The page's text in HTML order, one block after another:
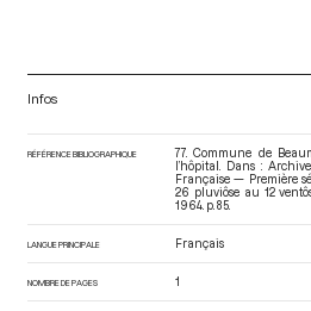
Infos
RÉFÉRENCE BIBLIOGRAPHIQUE
77. Commune de
l’hôpital. Dans :
Française — Première
26 pluviôse au 12
1964. p. 85.
LANGUE PRINCIPALE Français
NOMBRE DE PAGES 1